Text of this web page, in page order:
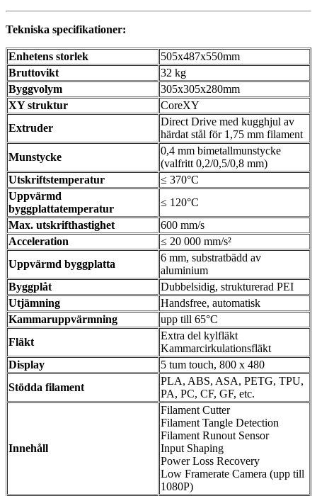
Tekniska specifikationer:
Enhetens storlek
505x487x550mm
Bruttovikt
32 kg
Byggvolym
305x305x280mm
XY struktur
CoreXY
Extruder
Direct Drive med kugghjul av
härdat stål för 1,75 mm filament
Munstycke
0,4 mm bimetallmunstycke
(valfritt 0,2/0,5/0,8 mm)
Utskriftstemperatur
≤ 370°C
Uppvärmd
byggplattatemperatur
≤ 120°C
Max. utskrifthastighet
600 mm/s
Acceleration
≤ 20 000 mm/s²
Uppvärmd byggplatta
6 mm, substratbädd av
aluminium
Byggplåt
Dubbelsidig, strukturerad PEI
Utjämning
Handsfree, automatisk
Kammaruppvärmning
upp till 65°C
Fläkt
Extra del kylfläkt
Kammarcirkulationsfläkt
Display
5 tum touch, 800 x 480
Stödda filament
PLA, ABS, ASA, PETG, TPU,
PA, PC, CF, GF, etc.
Innehåll
Filament Cutter
Filament Tangle Detection
Filament Runout Sensor
Input Shaping
Power Loss Recovery
Low Framerate Camera (upp till
1080P)